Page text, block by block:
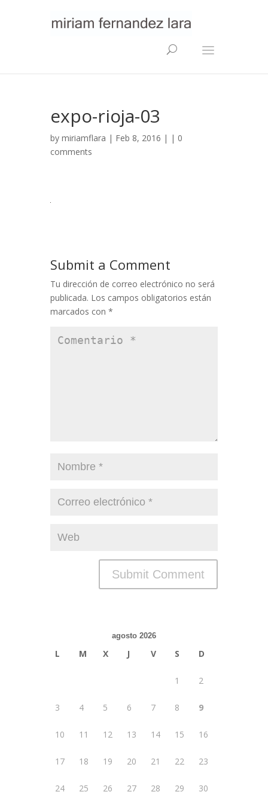
expo-rioja-03
by miriamflara | Feb 8, 2016 | | 0
comments
Submit a Comment
Tu dirección de correo electrónico no será
publicada. Los campos obligatorios están
marcados con *
agosto 2026
L M X J V S D
1 2
3 4 5 6 7 8 9
10 11 12 13 14 15 16
17 18 19 20 21 22 23
24 25 26 27 28 29 30